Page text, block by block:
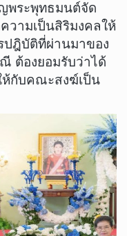
พระพุทธมนต์จัด
วามเป็นสิริมงคลให้
ปฎิบัติที่ผ่านมาของ
ต้องยอมรับว่าได้
ห้กับคณะสงฆ์เป็น